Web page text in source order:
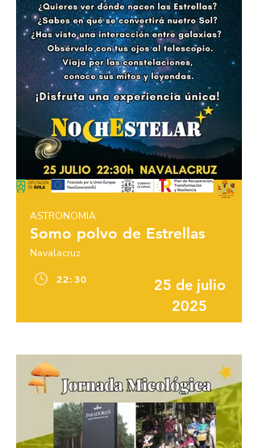
ASTRONOMIA
Somo polvo de Estrellas
Navalacruz
22:30
25 de julio
2025